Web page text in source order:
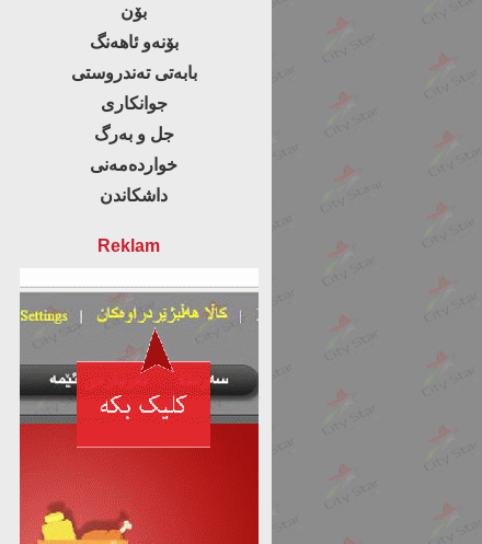
بۆن
بۆنەو ئاهەنگ
بابەتی تەندروستی
جوانکاری
جل و بەرگ
خواردەمەنی
داشکاندن
Reklam